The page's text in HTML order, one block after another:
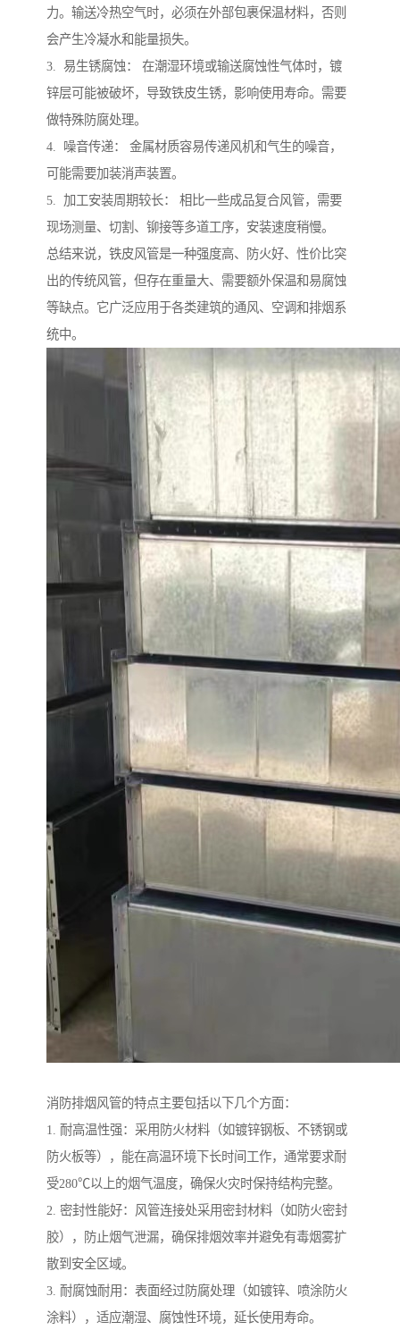
力。输送冷热空气时，必须在外部包裹保温材料，否则
会产生冷凝水和能量损失。
3. 易生锈腐蚀： 在潮湿环境或输送腐蚀性气体时，镀
锌层可能被破坏，导致铁皮生锈，影响使用寿命。需要
做特殊防腐处理。
4. 噪音传递： 金属材质容易传递风机和气生的噪音，
可能需要加装消声装置。
5. 加工安装周期较长： 相比一些成品复合风管，需要
现场测量、切割、铆接等多道工序，安装速度稍慢。
总结来说，铁皮风管是一种强度高、防火好、性价比突
出的传统风管，但存在重量大、需要额外保温和易腐蚀
等缺点。它广泛应用于各类建筑的通风、空调和排烟系
统中。
消防排烟风管的特点主要包括以下几个方面：
1. 耐高温性强：采用防火材料（如镀锌钢板、不锈钢或
防火板等），能在高温环境下长时间工作，通常要求耐
受280℃以上的烟气温度，确保火灾时保持结构完整。
2. 密封性能好：风管连接处采用密封材料（如防火密封
胶），防止烟气泄漏，确保排烟效率并避免有毒烟雾扩
散到安全区域。
3. 耐腐蚀耐用：表面经过防腐处理（如镀锌、喷涂防火
涂料），适应潮湿、腐蚀性环境，延长使用寿命。